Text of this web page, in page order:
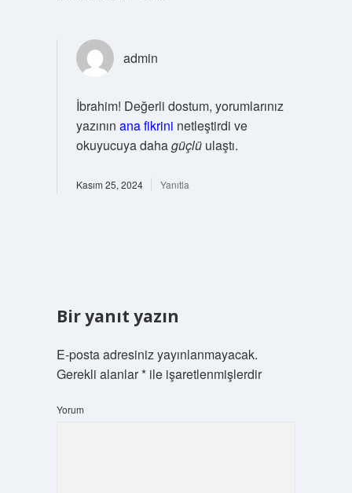
admin
İbrahim! Değerli dostum, yorumlarınız
yazının ana fikrini netleştirdi ve
okuyucuya dahagüçlüulaştı.
Kasım 25, 2024 Yanıtla
Bir yanıt yazın
E-posta adresiniz yayınlanmayacak.
Gerekli alanlar*ile işaretlenmişlerdir
Yorum